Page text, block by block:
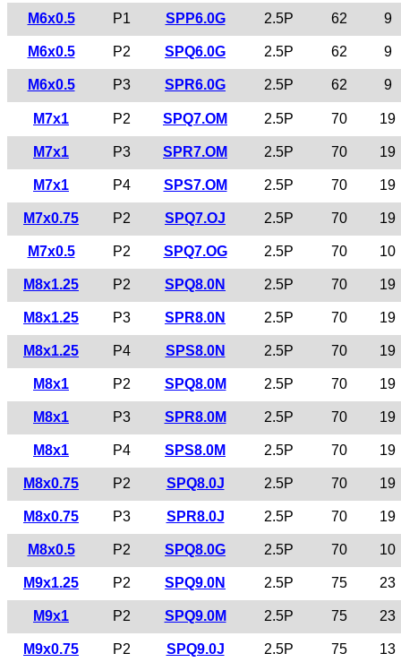
M6x0.5 P1 SPP6.0G 2.5P 62 9
M6x0.5 P2 SPQ6.0G 2.5P 62 9
M6x0.5 P3 SPR6.0G 2.5P 62 9
M7x1 P2 SPQ7.OM 2.5P 70 19
M7x1 P3 SPR7.OM 2.5P 70 19
M7x1 P4 SPS7.OM 2.5P 70 19
M7x0.75 P2 SPQ7.OJ 2.5P 70 19
M7x0.5 P2 SPQ7.OG 2.5P 70 10
M8x1.25 P2 SPQ8.0N 2.5P 70 19
M8x1.25 P3 SPR8.0N 2.5P 70 19
M8x1.25 P4 SPS8.0N 2.5P 70 19
M8x1 P2 SPQ8.0M 2.5P 70 19
M8x1 P3 SPR8.0M 2.5P 70 19
M8x1 P4 SPS8.0M 2.5P 70 19
M8x0.75 P2 SPQ8.0J 2.5P 70 19
M8x0.75 P3 SPR8.0J 2.5P 70 19
M8x0.5 P2 SPQ8.0G 2.5P 70 10
M9x1.25 P2 SPQ9.0N 2.5P 75 23
M9x1 P2 SPQ9.0M 2.5P 75 23
M9x0.75 P2 SPQ9.0J 2.5P 75 13